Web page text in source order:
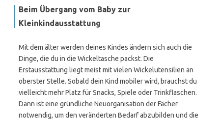
Beim Übergang vom Baby zur
Kleinkindausstattung
Mit dem älter werden deines Kindes ändern sich auch die
Dinge, die du in die Wickeltasche packst. Die
Erstausstattung liegt meist mit vielen Wickelutensilien an
oberster Stelle. Sobald dein Kind mobiler wird, brauchst du
vielleicht mehr Platz für Snacks, Spiele oder Trinkflaschen.
Dann ist eine gründliche Neuorganisation der Fächer
notwendig, um den veränderten Bedarf abzubilden und die